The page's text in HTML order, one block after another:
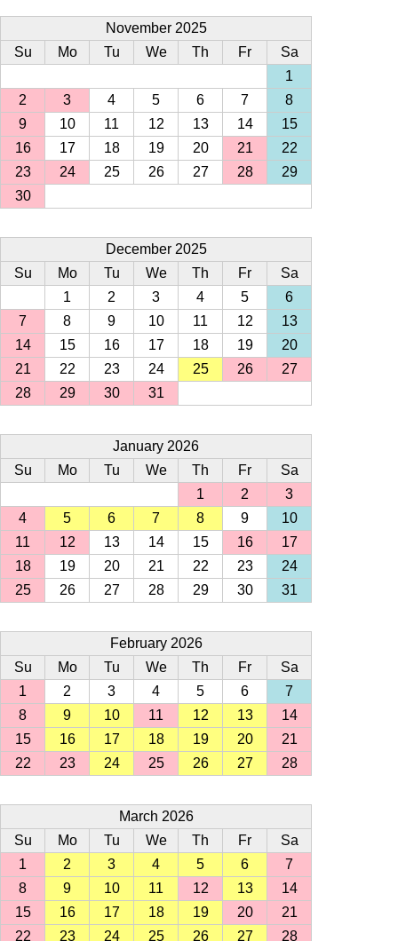
November 2025
Su
Mo Tu We Th Fr
Sa
1
2
3 4 5 6 7
8
9
10 11 12 13 14
15
16
17 18 19 20 21
22
23
24 25 26 27 28
29
30
December 2025
Su
Mo Tu We Th Fr
Sa
1
2 3 4 5
6
7
8 9 10 11 12
13
14
15 16 17 18 19
20
21
22 23 24 25 26
27
28
29 30 31
January 2026
Su
Mo Tu We Th Fr
Sa
1
2
3
4
5 6 7 8 9
10
11
12 13 14 15 16
17
18
19 20 21 22 23
24
25
26 27 28 29 30 31
February 2026
Su
Mo Tu We Th Fr
Sa
1
2 3 4 5 6
7
8
9 10 11 12 13
14
15
16 17 18 19 20
21
22
23 24 25 26 27 28
March 2026
Su
Mo Tu We Th Fr
Sa
1
2 3 4 5 6
7
8
9 10 11 12 13
14
15
16 17 18 19 20
21
22
23 24 25 26 27 28